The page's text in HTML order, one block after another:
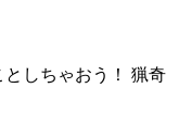
しちゃおう！ 猟奇